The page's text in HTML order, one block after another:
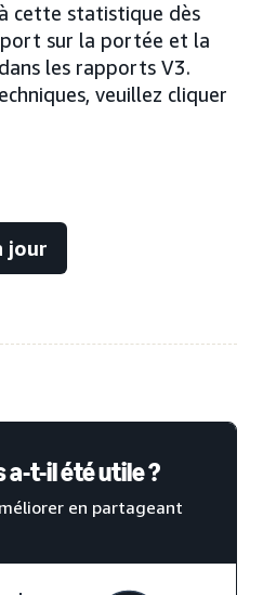
cette statistique dès
sur la portée et la
les rapports V3.
veuillez cliquer
jour
a-t-il été utile ?
en partageant